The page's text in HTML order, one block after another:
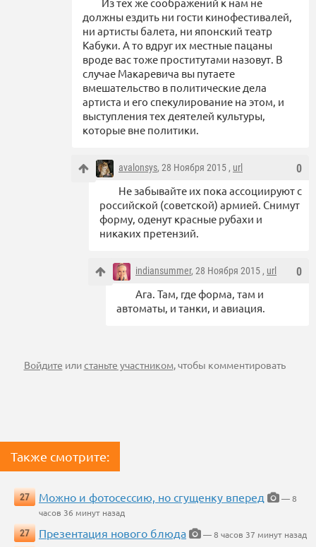
должны ездить ни гости кинофестивалей,
ни артисты балета, ни японский театр
Кабуки. А то вдруг их местные пацаны
вроде вас тоже проститутами назовут. В
случае Макаревича вы путаете
вмешательство в политические дела
артиста и его спекулирование на этом, и
выступления тех деятелей культуры,
которые вне политики.
0
avalonsys, 28 Ноября 2015 , url
Не забывайте их пока ассоциируют с
российской (советской) армией. Снимут
форму, оденут красные рубахи и
никаких претензий.
0
indiansummer, 28 Ноября 2015 , url
Ага. Там, где форма, там и
автоматы, и танки, и авиация.
Войдите илистаньте участником, чтобы комментировать
Также смотрите:
27 Можно и фотосессию, но сгущенку вперед
— 8
часов 36 минут назад
27
Презентация нового блюда
— 8 часов 37 минут назад